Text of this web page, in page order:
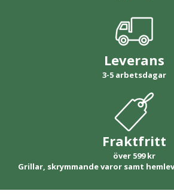
Leverans
3-5 arbetsdagar
Fraktfritt
över 599 kr
Grillar, skrymmande varor samt